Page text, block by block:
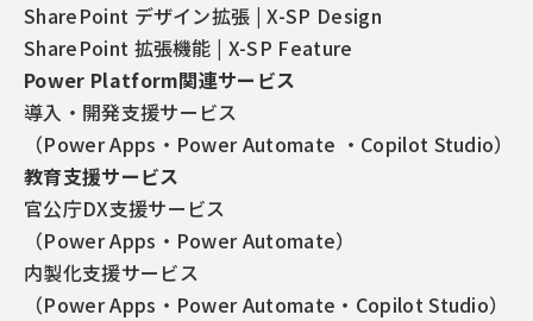
SharePoint デザイン拡張 | X-SP Design
SharePoint 拡張機能 | X-SP Feature
Power Platform関連サービス
導入・開発支援サービス
（Power Apps・Power Automate ・Copilot Studio）
教育支援サービス
官公庁DX支援サービス
（Power Apps・Power Automate）
内製化支援サービス
（Power Apps・Power Automate・Copilot Studio）